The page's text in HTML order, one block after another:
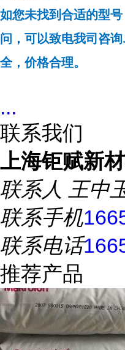
如您未找到合适的型
问，可以致电我司咨询
全，价格合理。
...
联系我们
上海钜赋新
联系人 王中
联系手机
联系电话
推荐产品